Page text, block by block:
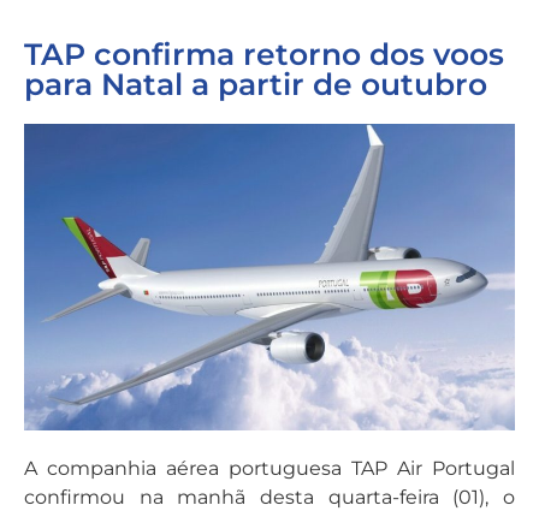
TAP confirma retorno dos voos
para Natal a partir de outubro
A companhia aérea portuguesa TAP Air Portugal
confirmou na manhã desta quarta-feira (01), o